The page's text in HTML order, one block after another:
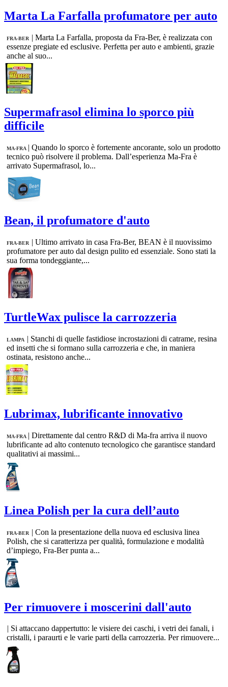
Marta La Farfalla profumatore per auto
FRA-BER | Marta La Farfalla, proposta da Fra-Ber, è realizzata con
essenze pregiate ed esclusive. Perfetta per auto e ambienti, grazie
anche al suo...
Supermafrasol elimina lo sporco più
difficile
MA-FRA | Quando lo sporco è fortemente ancorante, solo un prodotto
tecnico può risolvere il problema. Dall’esperienza Ma-Fra è
arrivato Supermafrasol, lo...
Bean, il profumatore d'auto
FRA-BER | Ultimo arrivato in casa Fra-Ber, BEAN è il nuovissimo
profumatore per auto dal design pulito ed essenziale. Sono stati la
sua forma tondeggiante,...
TurtleWax pulisce la carrozzeria
LAMPA | Stanchi di quelle fastidiose incrostazioni di catrame, resina
ed insetti che si formano sulla carrozzeria e che, in maniera
ostinata, resistono anche...
Lubrimax, lubrificante innovativo
MA-FRA | Direttamente dal centro R&D di Ma-fra arriva il nuovo
lubrificante ad alto contenuto tecnologico che garantisce standard
qualitativi ai massimi...
Linea Polish per la cura dell’auto
FRA-BER | Con la presentazione della nuova ed esclusiva linea
Polish, che si caratterizza per qualità, formulazione e modalità
d’impiego, Fra-Ber punta a...
Per rimuovere i moscerini dall'auto
| Si attaccano dappertutto: le visiere dei caschi, i vetri dei fanali, i
cristalli, i paraurti e le varie parti della carrozzeria. Per rimuovere...